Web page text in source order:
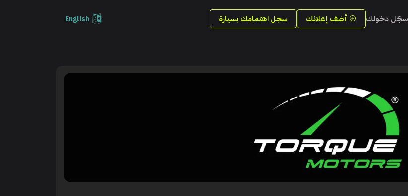
سجّل دخولك أضف إعلانك سجل اهتمامك بسيارة English